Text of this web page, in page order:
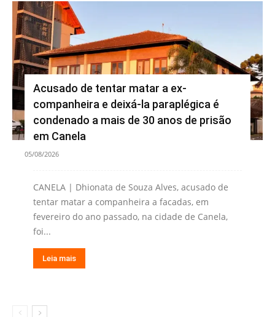
Acusado de tentar matar a ex-
companheira e deixá-la paraplégica é
condenado a mais de 30 anos de prisão
em Canela
05/08/2026
CANELA | Dhionata de Souza Alves, acusado de
tentar matar a companheira a facadas, em
fevereiro do ano passado, na cidade de Canela,
foi...
Leia mais